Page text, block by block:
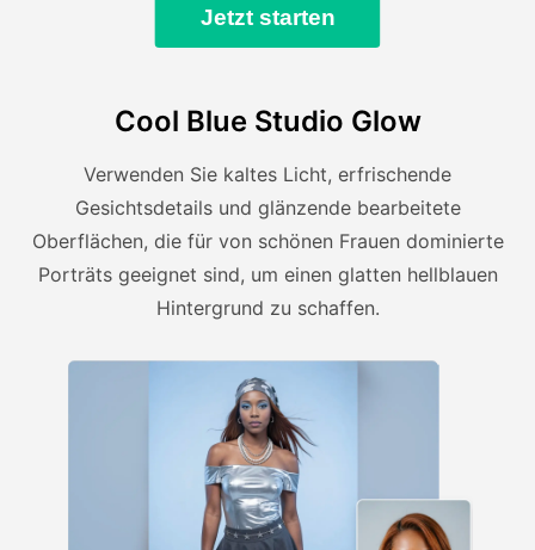
Jetzt starten
Cool Blue Studio Glow
Verwenden Sie kaltes Licht, erfrischende
Gesichtsdetails und glänzende bearbeitete
Oberflächen, die für von schönen Frauen dominierte
Porträts geeignet sind, um einen glatten hellblauen
Hintergrund zu schaffen.